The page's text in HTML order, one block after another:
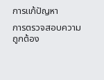
การแก้ปัญหา
การตรวจสอบความ
ถูกต้อง